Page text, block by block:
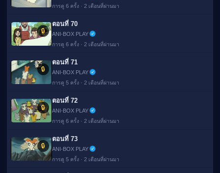
การดู 6 ครั้ง · 2 เดือนที่ผ่านมา
🔒
ตอนที่ 70
ANI-BOX PLAY
การดู 6 ครั้ง · 2 เดือนที่ผ่านมา
🔒
ตอนที่ 71
ANI-BOX PLAY
การดู 5 ครั้ง · 2 เดือนที่ผ่านมา
🔒
ตอนที่ 72
ANI-BOX PLAY
การดู 6 ครั้ง · 2 เดือนที่ผ่านมา
🔒
ตอนที่ 73
ANI-BOX PLAY
การดู 5 ครั้ง · 2 เดือนที่ผ่านมา